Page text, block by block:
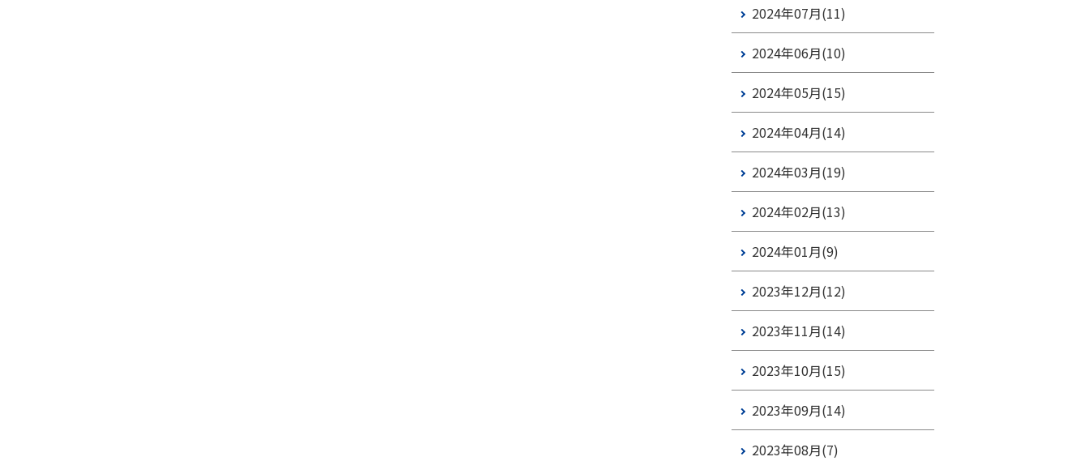
2024年07月(11)
2024年06月(10)
2024年05月(15)
2024年04月(14)
2024年03月(19)
2024年02月(13)
2024年01月(9)
2023年12月(12)
2023年11月(14)
2023年10月(15)
2023年09月(14)
2023年08月(7)